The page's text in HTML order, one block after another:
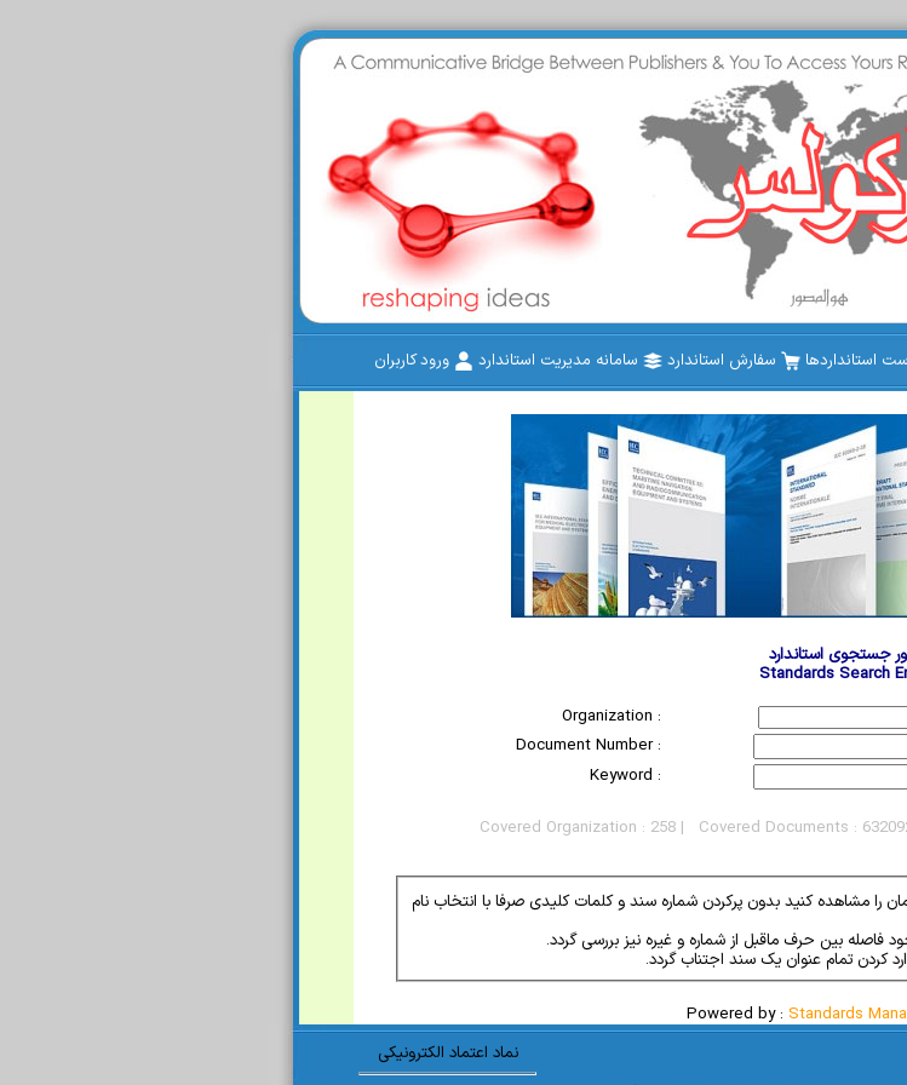
استانداردها سفارش استاندارد سامانه مدیریت استاندارد ورود کاربران
جستجوی استاندارد
Standards Search
Organization :
Document Number :
Keyword :
Covered Organization : 258 | Covered Documents :
1-در صورتی که مایلید تمام اسناد مربوط به یک سازمان را مشاهده کنید بدون پرکردن شماره سند و کلمات کلیدی صرفا با انتخاب نام
Powered by : Standards
نماد اعتماد الکترونیکی